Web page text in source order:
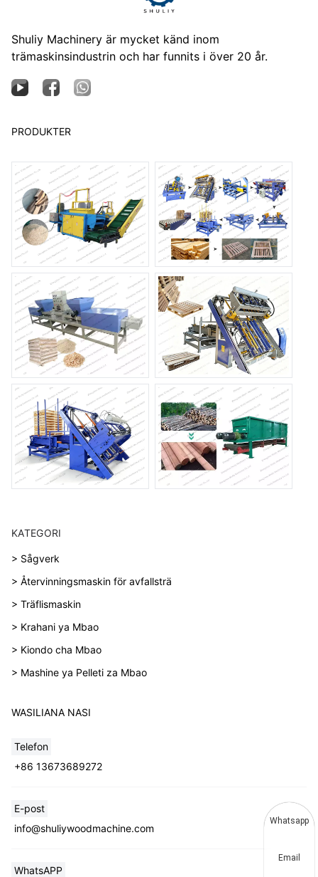
Shuliy Machinery är mycket känd inom
trämaskinsindustrin och har funnits i över 20 år.
PRODUKTER
KATEGORI
> Sågverk
> Återvinningsmaskin för avfallsträ
> Träflismaskin
> Krahani ya Mbao
> Kiondo cha Mbao
> Mashine ya Pelleti za Mbao
WASILIANA NASI
Telefon
+86 13673689272
E-post
info@shuliywoodmachine.com
WhatsAPP
Whatsapp
Email